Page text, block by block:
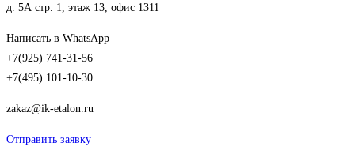
д. 5А стр. 1, этаж 13, офис 1311
Написать в WhatsApp
+7(925) 741-31-56
+7(495) 101-10-30
zakaz@ik-etalon.ru
Отправить заявку